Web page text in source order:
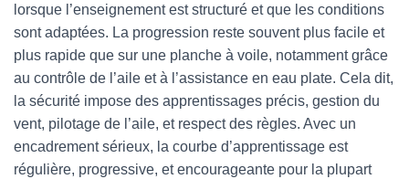
lorsque l’enseignement est structuré et que les conditions
sont adaptées. La progression reste souvent plus facile et
plus rapide que sur une planche à voile, notamment grâce
au contrôle de l’aile et à l’assistance en eau plate. Cela dit,
la sécurité impose des apprentissages précis, gestion du
vent, pilotage de l’aile, et respect des règles. Avec un
encadrement sérieux, la courbe d’apprentissage est
régulière, progressive, et encourageante pour la plupart